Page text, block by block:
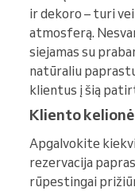
ir dekoro – turi
atmosferą.
siejamas su
natūraliu
klientus į šią
Kliento kelionė
Apgalvokite
rezervacija
rūpestingai